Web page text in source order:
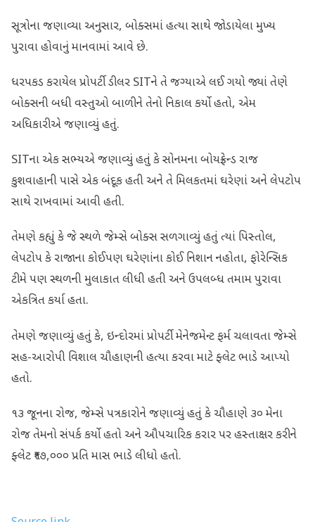
સૂત્રોના જણાવ્યા અનુસાર, બોક્સમાં હત્યા સાથે જોડાયેલા મુખ્ય
પુરાવા હોવાનું માનવામાં આવે છે.
ધરપકડ કરાયેલ પ્રોપર્ટી ડીલર SITને તે જગ્યાએ લઈ ગયો જ્યાં તેણે
બોક્સની બધી વસ્તુઓ બાળીને તેનો નિકાલ કર્યો હતો, એમ
અધિકારીએ જણાવ્યું હતું.
SITના એક સભ્યએ જણાવ્યું હતું કે સોનમના બોયફ્રેન્ડ રાજ
કુશવાહાની પાસે એક બંદૂક હતી અને તે મિલકતમાં ઘરેણાં અને લેપટોપ
સાથે રાખવામાં આવી હતી.
તેમણે કહ્યું કે જે સ્થળે જેમ્સે બોક્સ સળગાવ્યું હતું ત્યાં પિસ્તોલ,
લેપટોપ કે રાજાના કોઈપણ ઘરેણાંના કોઈ નિશાન નહોતા, ફોરેન્સિક
ટીમે પણ સ્થળની મુલાકાત લીધી હતી અને ઉપલબ્ધ તમામ પુરાવા
એકત્રિત કર્યા હતા.
તેમણે જણાવ્યું હતું કે, ઇન્દોરમાં પ્રોપર્ટી મેનેજમેન્ટ ફર્મ ચલાવતા જેમ્સે
સહ-આરોપી વિશાલ ચૌહાણની હત્યા કરવા માટે ફ્લેટ ભાડે આપ્યો
હતો.
૧૩ જૂનના રોજ, જેમ્સે પત્રકારોને જણાવ્યું હતું કે ચૌહાણે ૩૦ મેના
રોજ તેમનો સંપર્ક કર્યો હતો અને ઔપચારિક કરાર પર હસ્તાક્ષર કરીને
ફ્લેટ ₹૧૭,૦૦૦ પ્રતિ માસ ભાડે લીધો હતો.